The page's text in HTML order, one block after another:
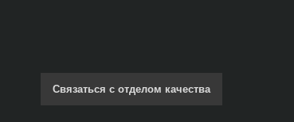
Связаться с отделом качества